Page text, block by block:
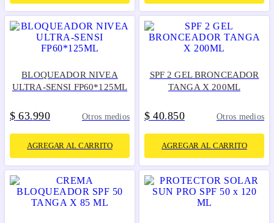
BLOQUEADOR NIVEA
ULTRA-SENSI FP60*125ML
$ 63.990 Otros medios
AGREGAR AL CARRITO
SPF 2 GEL BRONCEADOR
TANGA X 200ML
$ 40.850 Otros medios
AGREGAR AL CARRITO